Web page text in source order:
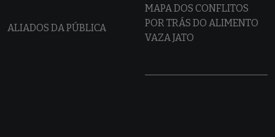
ALIADOS DA PÚBLICA
MAPA DOS CONFLITOS
POR TRÁS DO ALIMENTO
VAZA JATO